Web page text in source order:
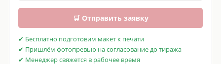
🛒 Отправить заявку
✔ Бесплатно подготовим макет к печати
✔ Пришлём фотопревью на согласование до тиража
✔ Менеджер свяжется в рабочее время